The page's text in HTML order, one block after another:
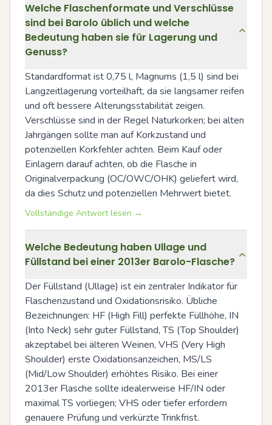
Welche Flaschenformate und Verschlüsse
sind bei Barolo üblich und welche
Bedeutung haben sie für Lagerung und
Genuss?
Standardformat ist 0,75 l, Magnums (1,5 l) sind bei
Langzeitlagerung vorteilhaft, da sie langsamer reifen
und oft bessere Alterungsstabilität zeigen.
Verschlüsse sind in der Regel Naturkorken; bei alten
Jahrgängen sollte man auf Korkzustand und
potenziellen Korkfehler achten. Beim Kauf oder
Einlagern darauf achten, ob die Flasche in
Originalverpackung (OC/OWC/OHK) geliefert wird,
da dies Schutz und potenziellen Mehrwert bietet.
Vollständige Antwort lesen →
Welche Bedeutung haben Ullage und
Füllstand bei einer 2013er Barolo-Flasche?
Der Füllstand (Ullage) ist ein zentraler Indikator für
Flaschenzustand und Oxidationsrisiko. Übliche
Bezeichnungen: HF (High Fill) perfekte Füllhöhe, IN
(Into Neck) sehr guter Füllstand, TS (Top Shoulder)
akzeptabel bei älteren Weinen, VHS (Very High
Shoulder) erste Oxidationsanzeichen, MS/LS
(Mid/Low Shoulder) erhöhtes Risiko. Bei einer
2013er Flasche sollte idealerweise HF/IN oder
maximal TS vorliegen; VHS oder tiefer erfordern
genauere Prüfung und verkürzte Trinkfrist.